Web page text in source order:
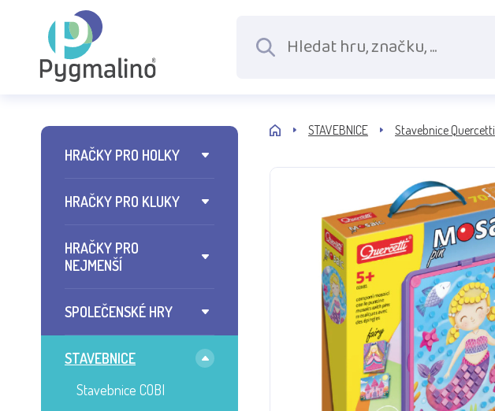
HRAČKY PRO HOLKY
HRAČKY PRO KLUKY
HRAČKY PRO
NEJMENŠÍ
SPOLEČENSKÉ HRY
STAVEBNICE
Stavebnice COBI
STAVEBNICE Stavebnice Quercetti